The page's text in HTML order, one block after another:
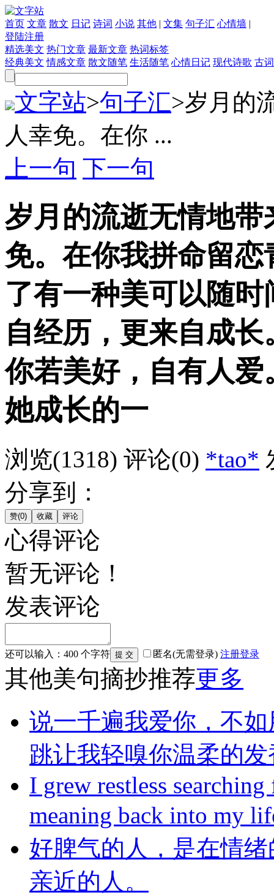
首页 文章 散文 日记 诗词 小说 其他 | 文集 句子汇 心情墙 |
登陆注册
精选美文 热门文章 最新文章 热词标签
经典美文 情感文章 散文随笔 生活随笔 心情日记 现代诗歌 古
文字站>句子汇>岁月的
人幸免。在你 ...
上一句 下一句
岁月的流逝无情地
免。在你我拼命留
了有一种美可以随
自经历，更来自成
你若美好，自有人爱
她成长的一
浏览(1318) 评论(0) *tao*
分享到：
心得评论
暂无评论！
发表评论
还可以输入： 400 个字符 匿名(无需登录) 注册登录
其他美句摘抄推荐更多
说一千遍我爱你，不
跳让我轻嗅你温柔的发
I grew restless
meaning back into my
好脾气的人，是在情
亲近的人。